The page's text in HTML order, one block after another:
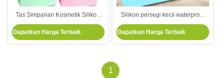
Tas Simpanan Kosmetik Silikon
Kapasitas Besar Pemegang Sikat
Makeup Perjalanan Portable
Organizer Waterproof Kosmetik
Dapatkan Harga Terbaik
Silikon persegi kecil waterproof
organizer tas penyimpanan
kosmetik kapasitas besar
pemegang kosmetik portabel
Dapatkan Harga Terbaik
1